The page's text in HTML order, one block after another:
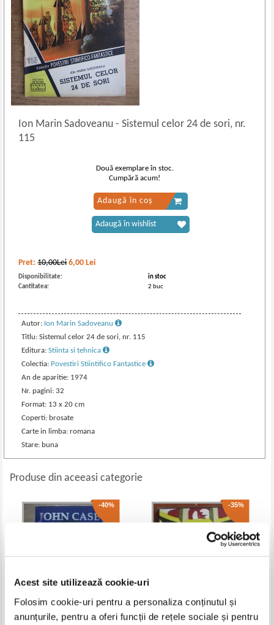
Acest site utilizează cookie-uri
Folosim cookie-uri pentru a personaliza conținutul și
anunțurile, pentru a oferi funcții de rețele sociale și pentru
Ion Marin Sadoveanu- Sistemul celor 24 de sori, nr.
115
Pret:10,00Lei 6,00 Lei
Disponibilitate:
in stoc
Cantitatea:
2 buc
Autor: Ion Marin Sadoveanu
Titlu: Sistemul celor 24 de sori, nr. 115
Editura:Stiinta si tehnica
Colectia: Povestiri Stiintifico Fantastice
An de aparitie: 1974
Nr. pagini: 32
Format: 13 x 20 cm
Coperti: brosate
Carte in limba: romana
Stare: buna
Două exemplare în stoc.
Cumpără acum!
Adaugă în coș
Adaugă în wishlist
Produse din aceeasi categorie
-40% -35%